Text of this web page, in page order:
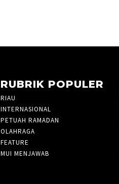
RUBRIK POPULER
RIAU
INTERNASIONAL
PETUAH RAMADAN
OLAHRAGA
FEATURE
MUI MENJAWAB